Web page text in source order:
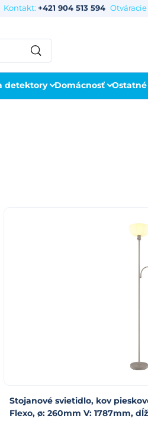
Kontakt:+421 904 513 594
detektory Domácnosť Ostatné
Stojanové svietidlo, kov
Flexo, ø: 260mm V: 1787mm,